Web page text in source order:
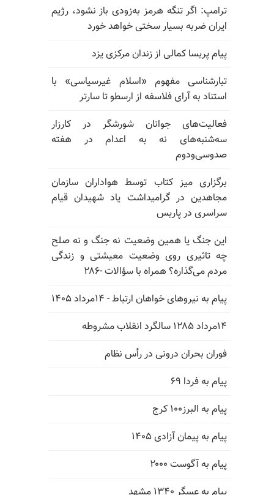
ترامپ: اگر تنگه هرمز به‌زودی باز نشود، رژیم
ایران ضربه بسیار سختی خواهد خورد
پیام پریسا کمالی از زندان مرکزی یزد
تبارشناسی مفهوم «اسلام غیرسیاسی» با
استناد به آرای فلاسفه از ارسطو تا سارتر
فعالیت‌های جوانان شورشگر در کارزار
سه‌شنبه‌های نه به اعدام در هفته
صدوسی‌و‌دوم
برگزاری میز کتاب توسط هواداران سازمان
مجاهدین در گرامیداشت یاد شهیدان قیام
سراسری در پاریس
این جنگ یا همین وضعیت نه جنگ و نه صلح
چه تاثیری روی وضعیت معیشتی و زندگی
مردم می‌گذاره؟ همراه با سؤالات -۲۸۶
پیام به نیروهای خواهان ارتباط - ۱۴مرداد ۱۴۰۵
۱۴مرداد ۱۲۸۵ سالگرد انقلاب مشروطه
فوران بحران درونی در رأس نظام
پیام به فردا ۶۹
پیام به البرز۱۰۰ کرج
پیام به پیمان آزادی ۱۴۰۵
پیام به آگوست ۲۰۰۰